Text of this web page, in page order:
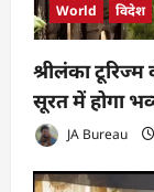
World विदेश
श्रीलंका
सूरत में होगा
JA Bureau